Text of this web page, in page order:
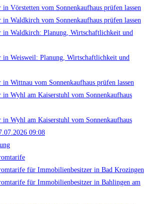
in Vörstetten vom Sonnenkaufhaus prüfen lassen
in Waldkirch vom Sonnenkaufhaus prüfen lassen
in Waldkirch: Planung, Wirtschaftlichkeit und
in Weisweil: Planung, Wirtschaftlichkeit und
in Wittnau vom Sonnenkaufhaus prüfen lassen
in Wyhl am Kaiserstuhl vom Sonnenkaufhaus
in Wyhl am Kaiserstuhl vom Sonnenkaufhaus
09:08
für Immobilienbesitzer in Bad Krozingen
für Immobilienbesitzer in Bahlingen am